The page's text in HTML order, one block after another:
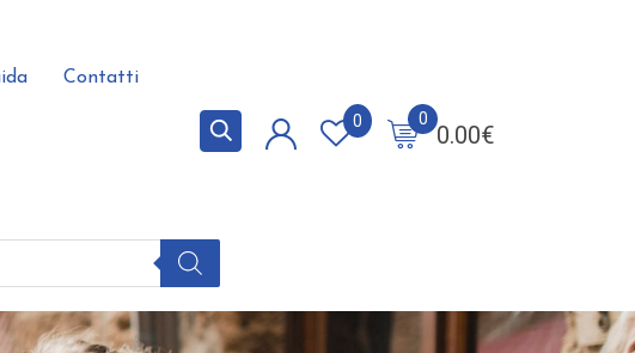
Contatti
0.00€
0
0